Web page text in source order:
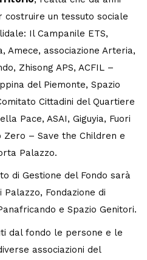
un tessuto sociale
Il Campanile ETS,
Amece, associazione Arteria,
Zhisong APS, ACFIL –
del Piemonte, Spazio
Cittadini del Quartiere
Pace, ASAI, Giguyia, Fuori
Zero – Save the Children e
Palazzo.
di Gestione del Fondo sarà
Palazzo, Fondazione di
e Spazio Genitori.
dal fondo le persone e le
associazioni del